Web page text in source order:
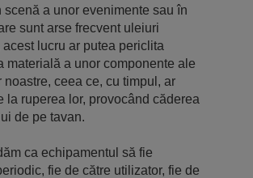
scenă a unor evenimente sau în
sunt arse frecvent uleiuri
lucru ar putea periclita
materială a unor componente ale
noastre, ceea ce, cu timpul, ar
la ruperea lor, provocând căderea
de pe tavan.
ca echipamentul să fie
fie de către utilizator, fie de